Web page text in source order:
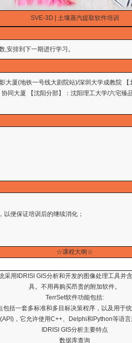
SVE-3D | 土壤蒸汽提取软件培训
安排到下一期进行学习。
大厦(地铁一号线大剧院站)/深圳大学成教院
大厦 【沈阳分部】：沈阳理工大学/六宅
便保证培训后的继续消化；
☆课程大纲 ☆
用IDRISI GIS分析和开发的图像处理工具
具。不用再购买昂贵的附加软件。
TerrSet软件功能包括:
括一套多标准和多目标决策程序，以及用
，它允许使用C++、Delphi和Python等语
IDRISI GIS分析主要特点
数据库查询